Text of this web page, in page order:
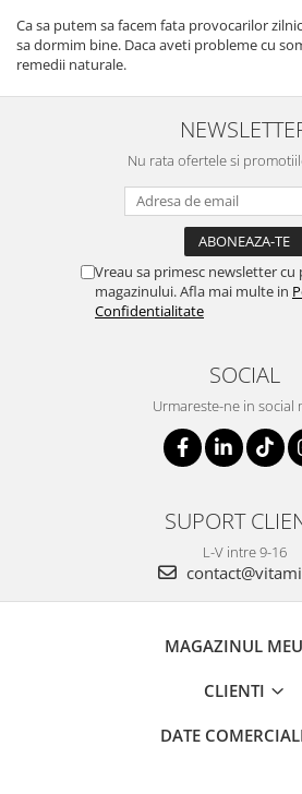
Ca sa putem sa facem fata provocarilor
sa dormim bine. Daca aveti probleme cu
remedii naturale.
Nu rata ofertele si
Vreau sa primesc newsletter
magazinului. Afla mai multe in
Confidentialitate
SOCIAL
Urmareste-ne in social
SUPORT
L-V intre 9-16
MAGAZINUL MEU
CLIENTI
DATE